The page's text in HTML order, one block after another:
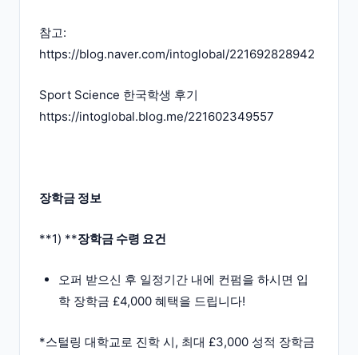
참고:
https://blog.naver.com/intoglobal/221692828942
Sport Science 한국학생 후기
https://intoglobal.blog.me/221602349557
장학금 정보
**1) **장학금 수령 요건
오퍼 받으신 후 일정기간 내에 컨펌을 하시면 입
학 장학금 £4,000 혜택을 드립니다!
*스털링 대학교로 진학 시, 최대 £3,000 성적 장학금